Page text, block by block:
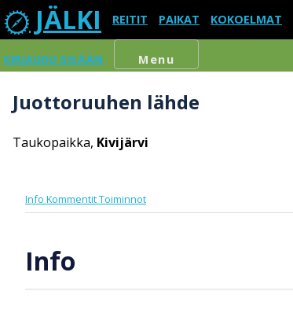
JÄLKI REITIT PAIKAT KOKOELMAT
KIRJAUDU SISÄÄN Menu
Juottoruuhen lähde
Taukopaikka, Kivijärvi
Info KommentitToiminnot
Info